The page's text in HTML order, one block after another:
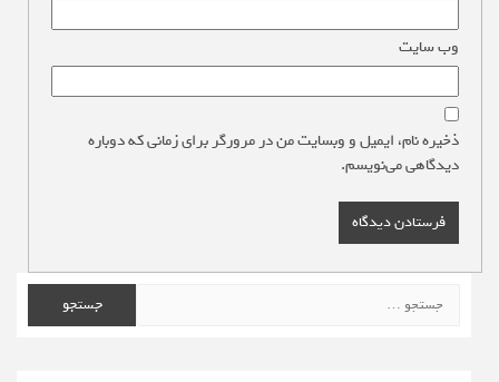
وب‌ سایت
ذخیره نام، ایمیل و وبسایت من در مرورگر برای زمانی که دوباره
دیدگاهی می‌نویسم.
برای: